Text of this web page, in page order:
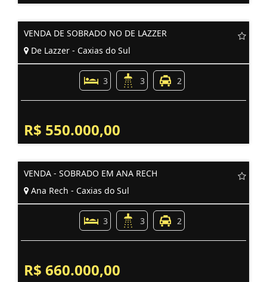
VENDA DE SOBRADO NO DE LAZZER
De Lazzer - Caxias do Sul
3 3 2
R$ 550.000,00
VENDA - SOBRADO EM ANA RECH
Ana Rech - Caxias do Sul
3 3 2
R$ 660.000,00